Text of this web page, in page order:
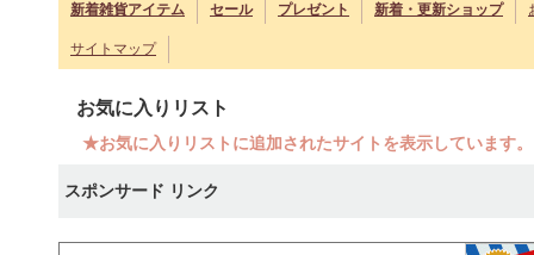
新着雑貨アイテム セール プレゼント 新着・更新ショップ
サイトマップ
お気に入りリスト
★お気に入りリストに追加されたサイトを表示しています
スポンサード リンク